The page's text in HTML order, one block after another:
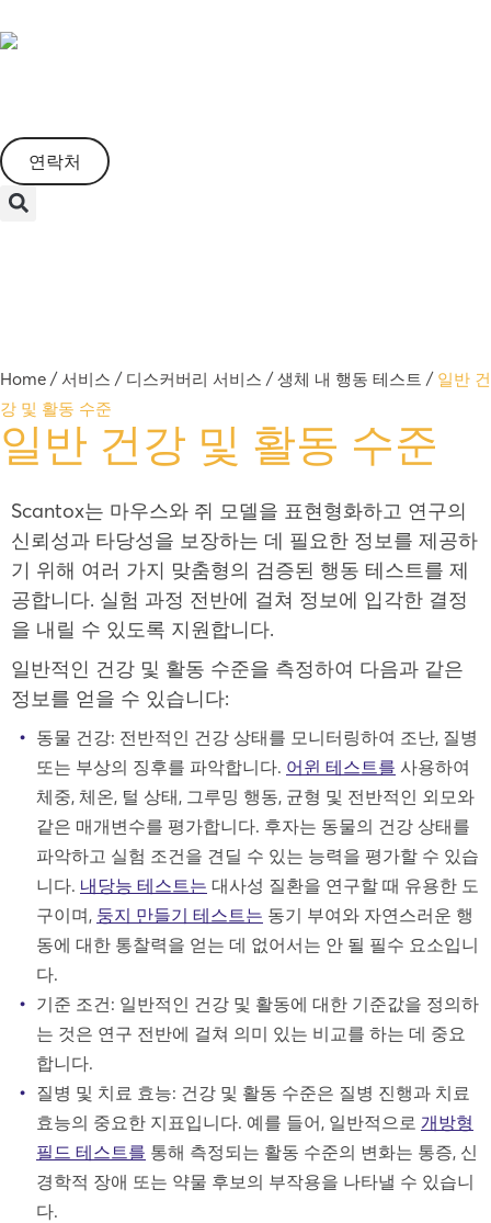
연락처
Home /서비스 / 디스커버리 서비스 /생체 내 행동 테스트 / 일반 건
강 및 활동 수준
일반 건강 및 활동 수준
Scantox는 마우스와 쥐 모델을 표현형화하고 연구의
신뢰성과 타당성을 보장하는 데 필요한 정보를 제공하
기 위해 여러 가지 맞춤형의 검증된 행동 테스트를 제
공합니다. 실험 과정 전반에 걸쳐 정보에 입각한 결정
을 내릴 수 있도록 지원합니다.
일반적인 건강 및 활동 수준을 측정하여 다음과 같은
정보를 얻을 수 있습니다:
동물 건강: 전반적인 건강 상태를 모니터링하여 조난, 질병
또는 부상의 징후를 파악합니다. 어윈 테스트를 사용하여
체중, 체온, 털 상태, 그루밍 행동, 균형 및 전반적인 외모와
같은 매개변수를 평가합니다. 후자는 동물의 건강 상태를
파악하고 실험 조건을 견딜 수 있는 능력을 평가할 수 있습
니다. 내당능 테스트는 대사성 질환을 연구할 때 유용한 도
구이며, 둥지 만들기 테스트는 동기 부여와 자연스러운 행
동에 대한 통찰력을 얻는 데 없어서는 안 될 필수 요소입니
다.
기준 조건: 일반적인 건강 및 활동에 대한 기준값을 정의하
는 것은 연구 전반에 걸쳐 의미 있는 비교를 하는 데 중요
합니다.
질병 및 치료 효능: 건강 및 활동 수준은 질병 진행과 치료
효능의 중요한 지표입니다. 예를 들어, 일반적으로 개방형
필드 테스트를 통해 측정되는 활동 수준의 변화는 통증, 신
경학적 장애 또는 약물 후보의 부작용을 나타낼 수 있습니
다.